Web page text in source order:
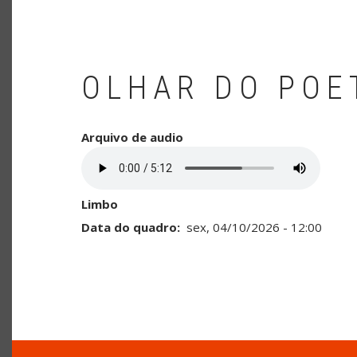
OLHAR DO
Arquivo de audio
Limbo
Data do quadro
sex, 04/10/2026 - 12:00